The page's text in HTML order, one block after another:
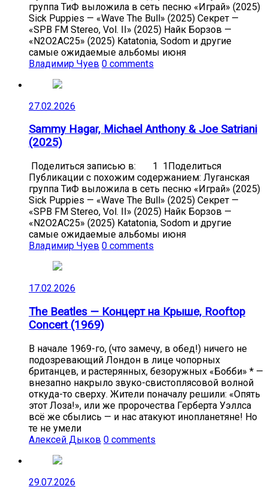
группа ТиФ выложила в сеть песню «Играй» (2025)
Sick Puppies — «Wave The Bull» (2025) Секрет —
«SPB FM Stereo, Vol. II» (2025) Найк Борзов —
«N2O2AC25» (2025) Katatonia, Sodom и другие
самые ожидаемые альбомы июня
Владимир Чуев 0 comments
27.02.2026
Sammy Hagar, Michael Anthony & Joe Satriani
(2025)
Поделиться записью в: 1 1Поделиться
Публикации с похожим содержанием: Луганская
группа ТиФ выложила в сеть песню «Играй» (2025)
Sick Puppies — «Wave The Bull» (2025) Секрет —
«SPB FM Stereo, Vol. II» (2025) Найк Борзов —
«N2O2AC25» (2025) Katatonia, Sodom и другие
самые ожидаемые альбомы июня
Владимир Чуев 0 comments
17.02.2026
The Beatles — Концерт на Крыше, Rooftop
Concert (1969)
В начале 1969-го, (что замечу, в обед!) ничего не
подозревающий Лондон в лице чопорных
британцев, и растерянных, безоружных «Бобби» * —
внезапно накрыло звуко-свистоплясовой волной
откуда-то сверху. Жители поначалу решили: «Опять
этот Лоза!», или же пророчества Герберта Уэллса
всё же сбылись — и нас атакуют инопланетяне! Но
те не умели
Алексей Дыков 0 comments
29.07.2026